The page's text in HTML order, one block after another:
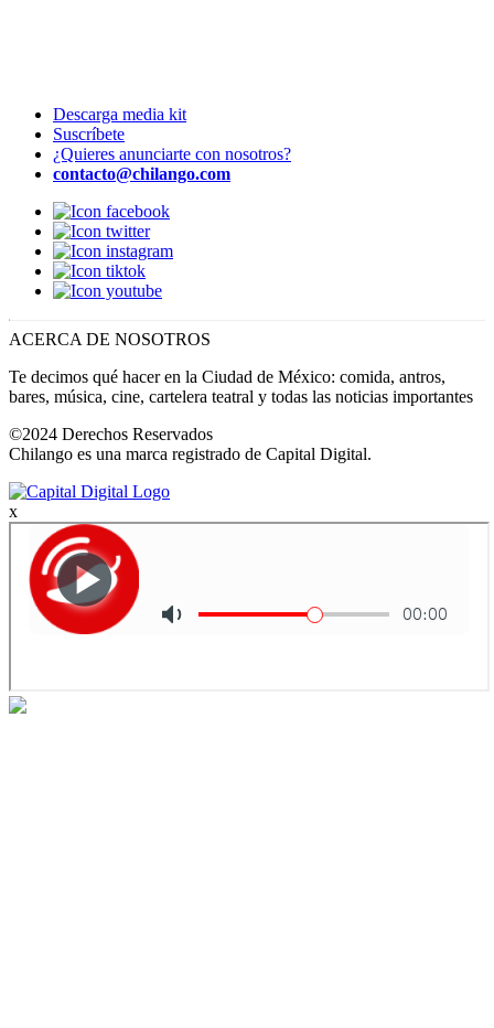
Descarga media kit
Suscríbete
¿Quieres anunciarte con nosotros?
contacto@chilango.com
ACERCA DE NOSOTROS
Te decimos qué hacer en la Ciudad de México: comida, antros,
bares, música, cine, cartelera teatral y todas las noticias importantes
©2024 Derechos Reservados
Chilango es una marca registrado de Capital Digital.
x